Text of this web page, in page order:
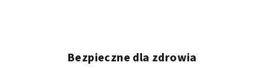
Bezpieczne dla zdrowia